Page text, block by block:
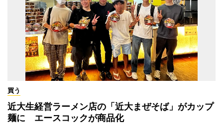
買う
近大生経営ラーメン店の「近大まぜそば」がカップ
麺に エースコックが商品化